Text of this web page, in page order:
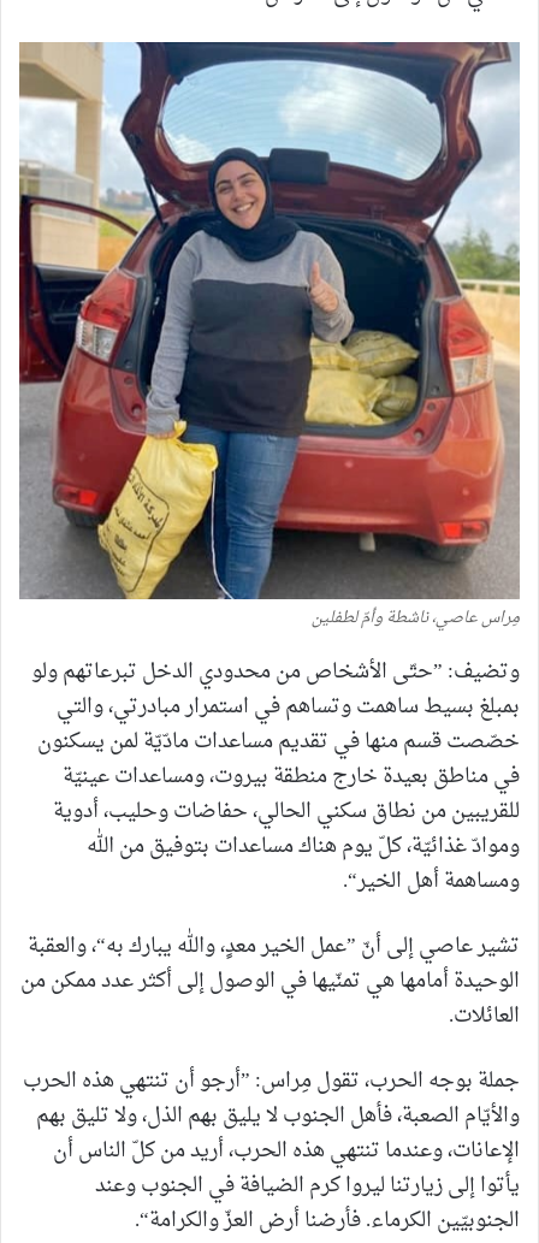
مِراس عاصي، ناشطة وأمّ لطفلين
وتضيف: ”حتّى الأشخاص من محدودي الدخل تبرعاتهم ولو
بمبلغ بسيط ساهمت وتساهم في استمرار مبادرتي، والتي
خصّصت قسم منها في تقديم مساعدات مادّيّة لمن يسكنون
في مناطق بعيدة خارج منطقة بيروت، ومساعدات عينيّة
للقريبين من نطاق سكني الحالي، حفاضات وحليب، أدوية
وموادّ غذائيّة، كلّ يوم هناك مساعدات بتوفيق من الله
ومساهمة أهل الخير“.
تشير عاصي إلى أنّ ”عمل الخير معدٍ، والله يبارك به“، والعقبة
الوحيدة أمامها هي تمنّيها في الوصول إلى أكثر عدد ممكن من
العائلات.
جملة بوجه الحرب، تقول مِراس: ”أرجو أن تنتهي هذه الحرب
والأيّام الصعبة، فأهل الجنوب لا يليق بهم الذل، ولا تليق بهم
الإعانات، وعندما تنتهي هذه الحرب، أريد من كلّ الناس أن
يأتوا إلى زيارتنا ليروا كرم الضيافة في الجنوب وعند
الجنوبيّين الكرماء. فأرضنا أرض العزّ والكرامة“.